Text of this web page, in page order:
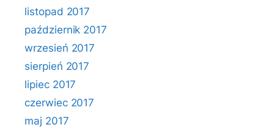
listopad 2017
październik 2017
wrzesień 2017
sierpień 2017
lipiec 2017
czerwiec 2017
maj 2017